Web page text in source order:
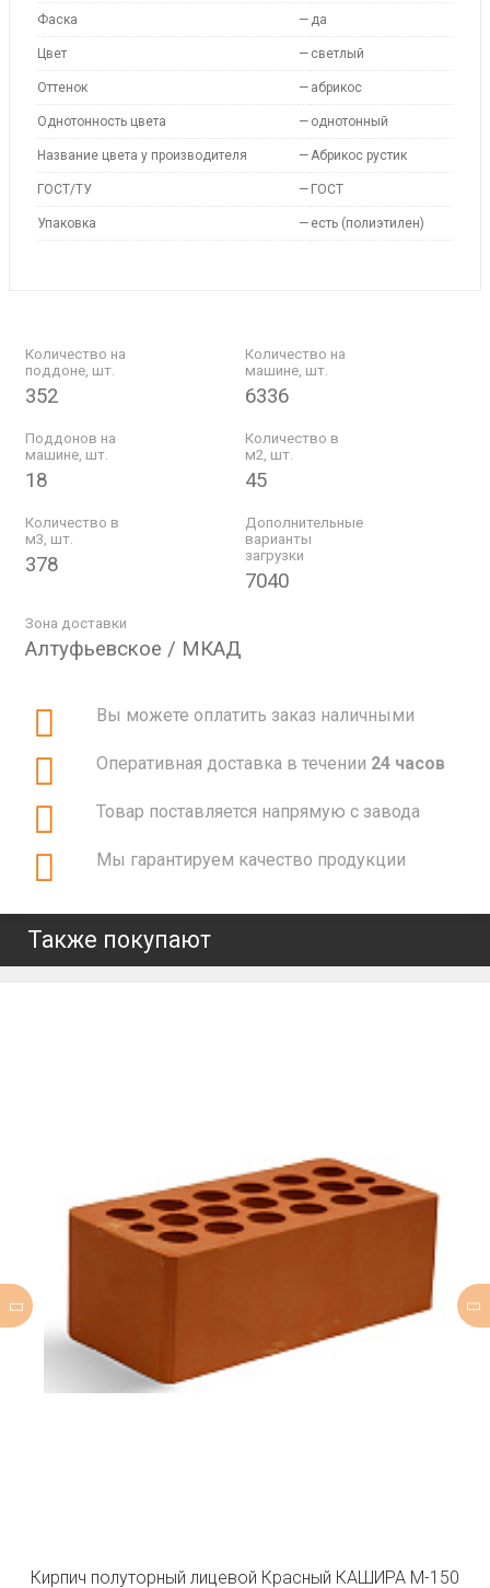
Фаска — да
Цвет — светлый
Оттенок — абрикос
Однотонность цвета — однотонный
Название цвета у производителя —Абрикос рустик
ГОСТ/ТУ — ГОСТ
Упаковка — есть (полиэтилен)
Количество на
поддоне, шт.
352
Количество на
машине, шт.
6336
Поддонов на
машине, шт.
18
Количество в
м2, шт.
45
Количество в
м3, шт.
378
Дополнительные
варианты
загрузки
7040
Зона доставки
Алтуфьевское / МКАД
Вы можете оплатить заказ наличными
Оперативная доставка в течении 24 часов
Товар поставляется напрямую с завода
Мы гарантируем качество продукции
Также покупают
Кирпич полуторный лицевой Красный КАШИРА М-150